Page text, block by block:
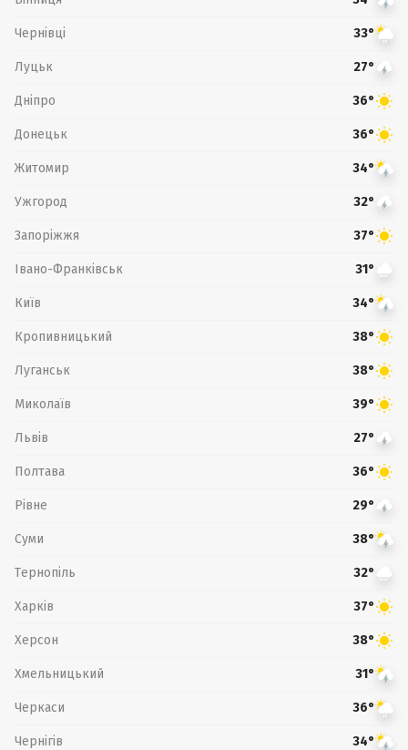
Чернівці 33°
Луцьк 27°
Дніпро 36°
Донецьк 36°
Житомир 34°
Ужгород 32°
Запоріжжя 37°
Івано-Франківськ 31°
Київ 34°
Кропивницький 38°
Луганськ 38°
Миколаїв 39°
Львів 27°
Полтава 36°
Рівне 29°
Суми 38°
Тернопіль 32°
Харків 37°
Херсон 38°
Хмельницький 31°
Черкаси 36°
Чернігів 34°